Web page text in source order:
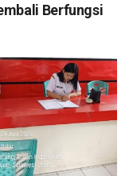
Berfungsi